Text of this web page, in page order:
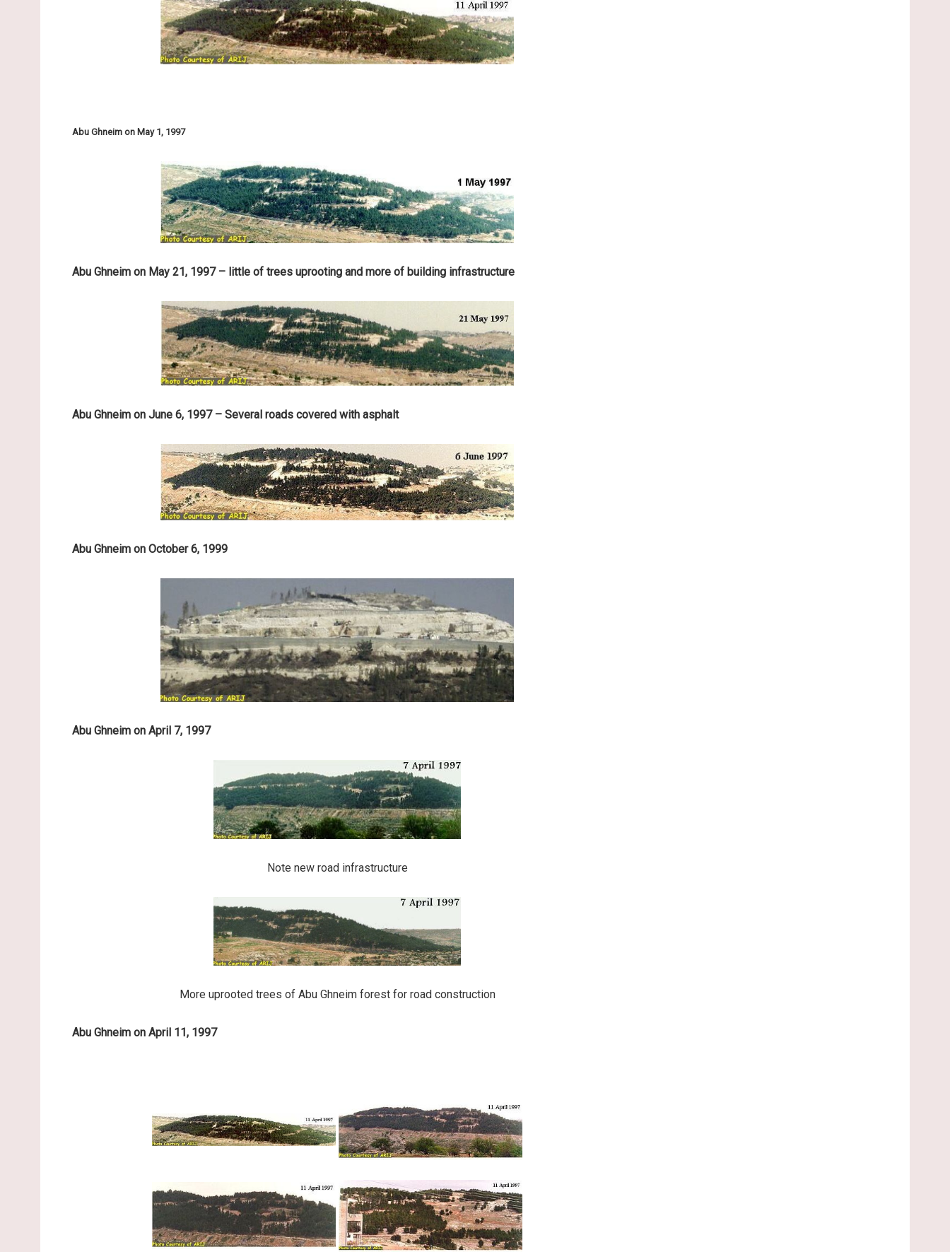
Abu Ghneim on May 1, 1997
Abu Ghneim on May 21, 1997 – little of trees uprooting and more of building infrastructure
Abu Ghneim on June 6, 1997 – Several roads covered with asphalt
Abu Ghneim on October 6, 1999
Abu Ghneim on April 7, 1997
Note new road infrastructure
More uprooted trees of Abu Ghneim forest for road construction
Abu Ghneim on April 11, 1997